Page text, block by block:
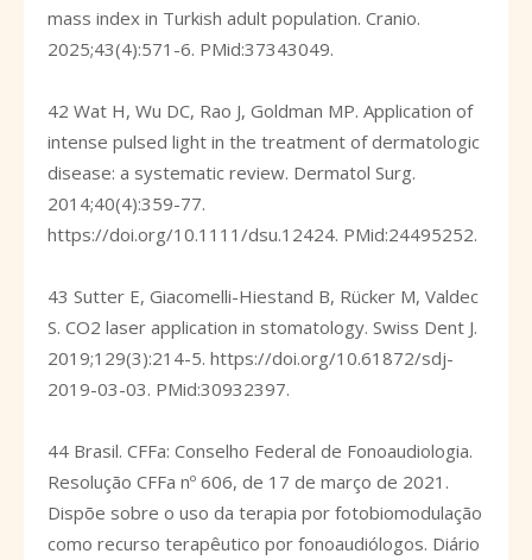
mass index in Turkish adult population. Cranio.
2025;43(4):571-6. PMid:37343049.
42 Wat H, Wu DC, Rao J, Goldman MP. Application of
intense pulsed light in the treatment of dermatologic
disease: a systematic review. Dermatol Surg.
2014;40(4):359-77.
https://doi.org/10.1111/dsu.12424. PMid:24495252.
43 Sutter E, Giacomelli-Hiestand B, Rücker M, Valdec
S. CO2 laser application in stomatology. Swiss Dent J.
2019;129(3):214-5. https://doi.org/10.61872/sdj-
2019-03-03. PMid:30932397.
44 Brasil. CFFa: Conselho Federal de Fonoaudiologia.
Resolução CFFa nº 606, de 17 de março de 2021.
Dispõe sobre o uso da terapia por fotobiomodulação
como recurso terapêutico por fonoaudiólogos. Diário